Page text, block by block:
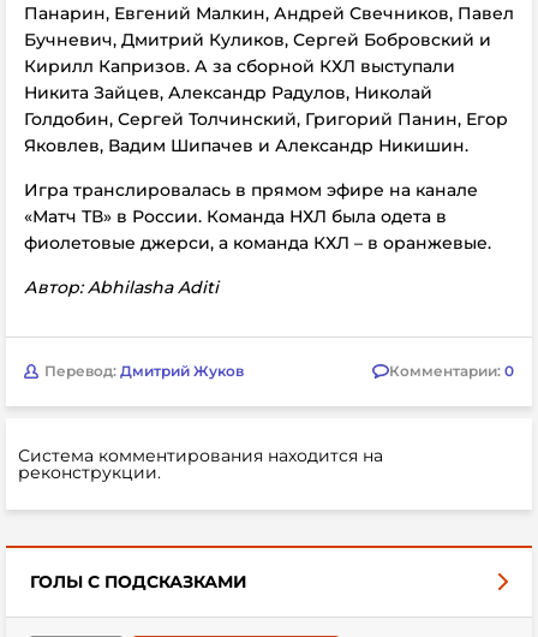
Панарин, Евгений Малкин, Андрей Свечников, Павел
Бучневич, Дмитрий Куликов, Сергей Бобровский и
Кирилл Капризов. А за сборной КХЛ выступали
Никита Зайцев, Александр Радулов, Николай
Голдобин, Сергей Толчинский, Григорий Панин, Егор
Яковлев, Вадим Шипачев и Александр Никишин.
Игра транслировалась в прямом эфире на канале
«Матч ТВ» в России. Команда НХЛ была одета в
фиолетовые джерси, а команда КХЛ – в оранжевые.
Автор: Abhilasha Aditi
Перевод: Дмитрий Жуков Комментарии: 0
Система комментирования находится на
реконструкции.
ГОЛЫ С ПОДСКАЗКАМИ